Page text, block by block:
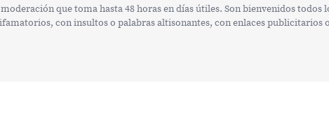
que toma hasta 48 horas en días útiles. Son bienvenidos todos
con insultos o palabras altisonantes, con enlaces publicitarios